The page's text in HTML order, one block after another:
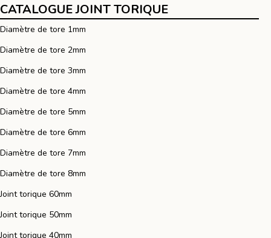
CATALOGUE JOINT TORIQUE
Diamètre de tore 5mm
Diamètre de tore 6mm
Diamètre de tore 7mm
Diamètre de tore 8mm
Joint torique 60mm
Joint torique 50mm
Joint torique 40mm
Diamètre de tore 1mm
Diamètre de tore 2mm
Diamètre de tore 3mm
Diamètre de tore 4mm